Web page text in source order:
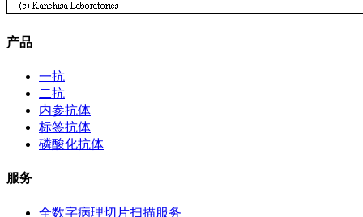
产品
一抗
二抗
内参抗体
标签抗体
磷酸化抗体
服务
全数字病理切片扫描服务